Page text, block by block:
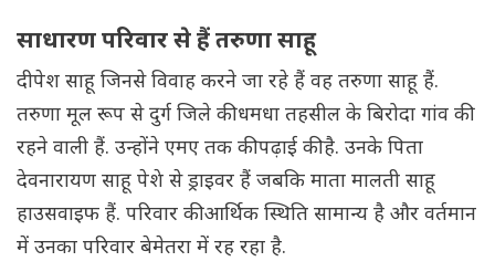
साधारण परिवार से हैं तरुणा साहू
दीपेश साहू जिनसे विवाह करने जा रहे हैं वह तरुणा साहू हैं.
तरुणा मूल रूप से दुर्ग जिले की धमधा तहसील के बिरोदा गांव की
रहने वाली हैं. उन्होंने एमए तक की पढ़ाई की है. उनके पिता
देवनारायण साहू पेशे से ड्राइवर हैं जबकि माता मालती साहू
हाउसवाइफ हैं. परिवार की आर्थिक स्थिति सामान्य है और वर्तमान
में उनका परिवार बेमेतरा में रह रहा है.